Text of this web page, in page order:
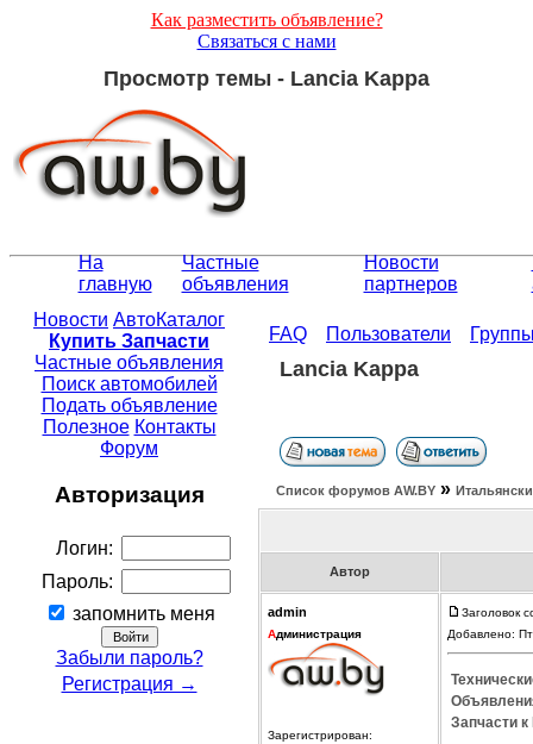
Как разместить объявление?
Связаться с нами
Просмотр темы - Lancia Kappa
На
главную
Частные
объявления
Новости
партнеров
Новости АвтоКаталог
Купить Запчасти
Частные объявления
Поиск автомобилей
Подать объявление
Полезное Контакты
Форум
Авторизация
Логин:
Пароль:
запомнить меня
Забыли пароль?
Регистрация →
FAQ Пользователи
Lancia Kappa
Список форумов АW.BY »
Автор
admin
Администрация
Зарегистрирован:
Заголовок
Добавлено:
Запчасти